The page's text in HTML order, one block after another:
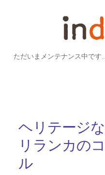
ただいまメンテナンス中です…
ヘリテージ
リランカの
ル